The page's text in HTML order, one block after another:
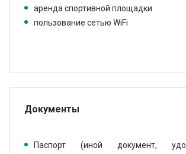
аренда спортивной площадки
пользование сетью WiFi
Документы
Паспорт (иной документ,